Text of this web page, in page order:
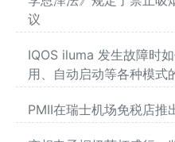
议
IQOS iluma 发生故障时
用、自动启动等各种模式
PMII在瑞士机场免税店推